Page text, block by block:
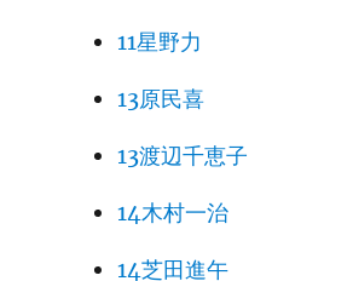
11星野力
13原民喜
13渡辺千恵子
14木村一治
14芝田進午